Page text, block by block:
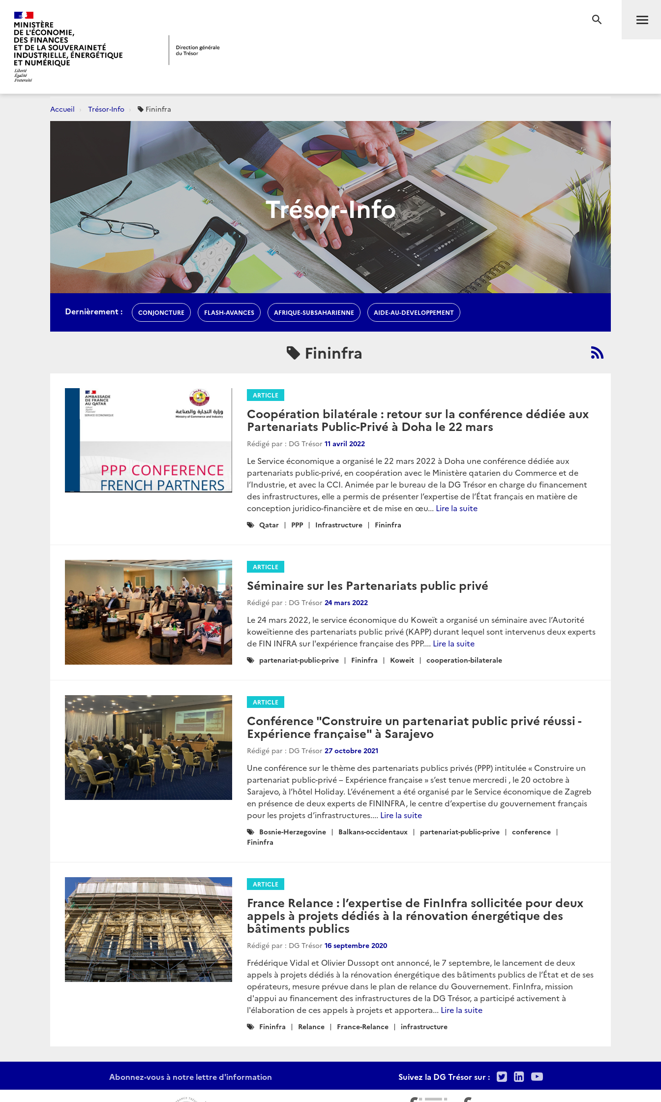
RECHERCHE
Accueil Trésor-Info Fininfra
Trésor-Info
Dernièrement : CONJONCTURE FLASH-AVANCES AFRIQUE-SUBSAHARIENNE AIDE-AU-DEVELOPPEMENT
Fininfra
ARTICLE
Coopération bilatérale : retour sur la conférence dédiée aux
Partenariats Public-Privé à Doha le 22 mars
Rédigé par : DG Trésor 11 avril 2022
Le Service économique a organisé le 22 mars 2022 à Doha une conférence dédiée aux
partenariats public-privé, en coopération avec le Ministère qatarien du Commerce et de
l’Industrie, et avec la CCI. Animée par le bureau de la DG Trésor en charge du financement
des infrastructures, elle a permis de présenter l’expertise de l’État français en matière de
conception juridico-financière et de mise en œu... Lire la suite
Catégories
Qatar PPP Infrastructure Fininfra
ARTICLE
Séminaire sur les Partenariats public privé
Rédigé par : DG Trésor 24 mars 2022
Le 24 mars 2022, le service économique du Koweït a organisé un séminaire avec l’Autorité
koweïtienne des partenariats public privé (KAPP) durant lequel sont intervenus deux experts
de FIN INFRA sur l'expérience française des PPP.... Lire la suite
Catégories
partenariat-public-prive Fininfra Koweit cooperation-bilaterale
ARTICLE
Conférence "Construire un partenariat public privé réussi -
Expérience française" à Sarajevo
Rédigé par : DG Trésor 27 octobre 2021
Une conférence sur le thème des partenariats publics privés (PPP) intitulée « Construire un
partenariat public-privé – Expérience française » s’est tenue mercredi , le 20 octobre à
Sarajevo, à l’hôtel Holiday. L’événement a été organisé par le Service économique de Zagreb
en présence de deux experts de FININFRA, le centre d’expertise du gouvernement français
pour les projets d’infrastructures.... Lire la suite
Catégories
:
Bosnie-Herzegovine Balkans-occidentaux partenariat-public-prive
conference
Fininfra
ARTICLE
France Relance : l’expertise de FinInfra sollicitée pour deux
appels à projets dédiés à la rénovation énergétique des
bâtiments publics
Rédigé par : DG Trésor 16 septembre 2020
Frédérique Vidal et Olivier Dussopt ont annoncé, le 7 septembre, le lancement de deux
appels à projets dédiés à la rénovation énergétique des bâtiments publics de l’État et de ses
opérateurs, mesure prévue dans le plan de relance du Gouvernement. FinInfra, mission
d'appui au financement des infrastructures de la DG Trésor, a participé activement à
l'élaboration de ces appels à projets et apportera... Lire la suite
Catégories
Fininfra Relance France-Relance infrastructure
Abonnez-vous à notre lettre d'information Suivez la DG Trésor sur : TwitterLinkedIn
Youtube